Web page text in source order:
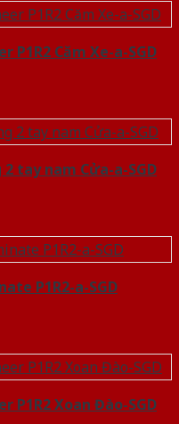
P1R2 Căm Xe-a-SGD
2 tay nam Cửa-a-SGD
P1R2-a-SGD
P1R2 Xoan Đào-SGD